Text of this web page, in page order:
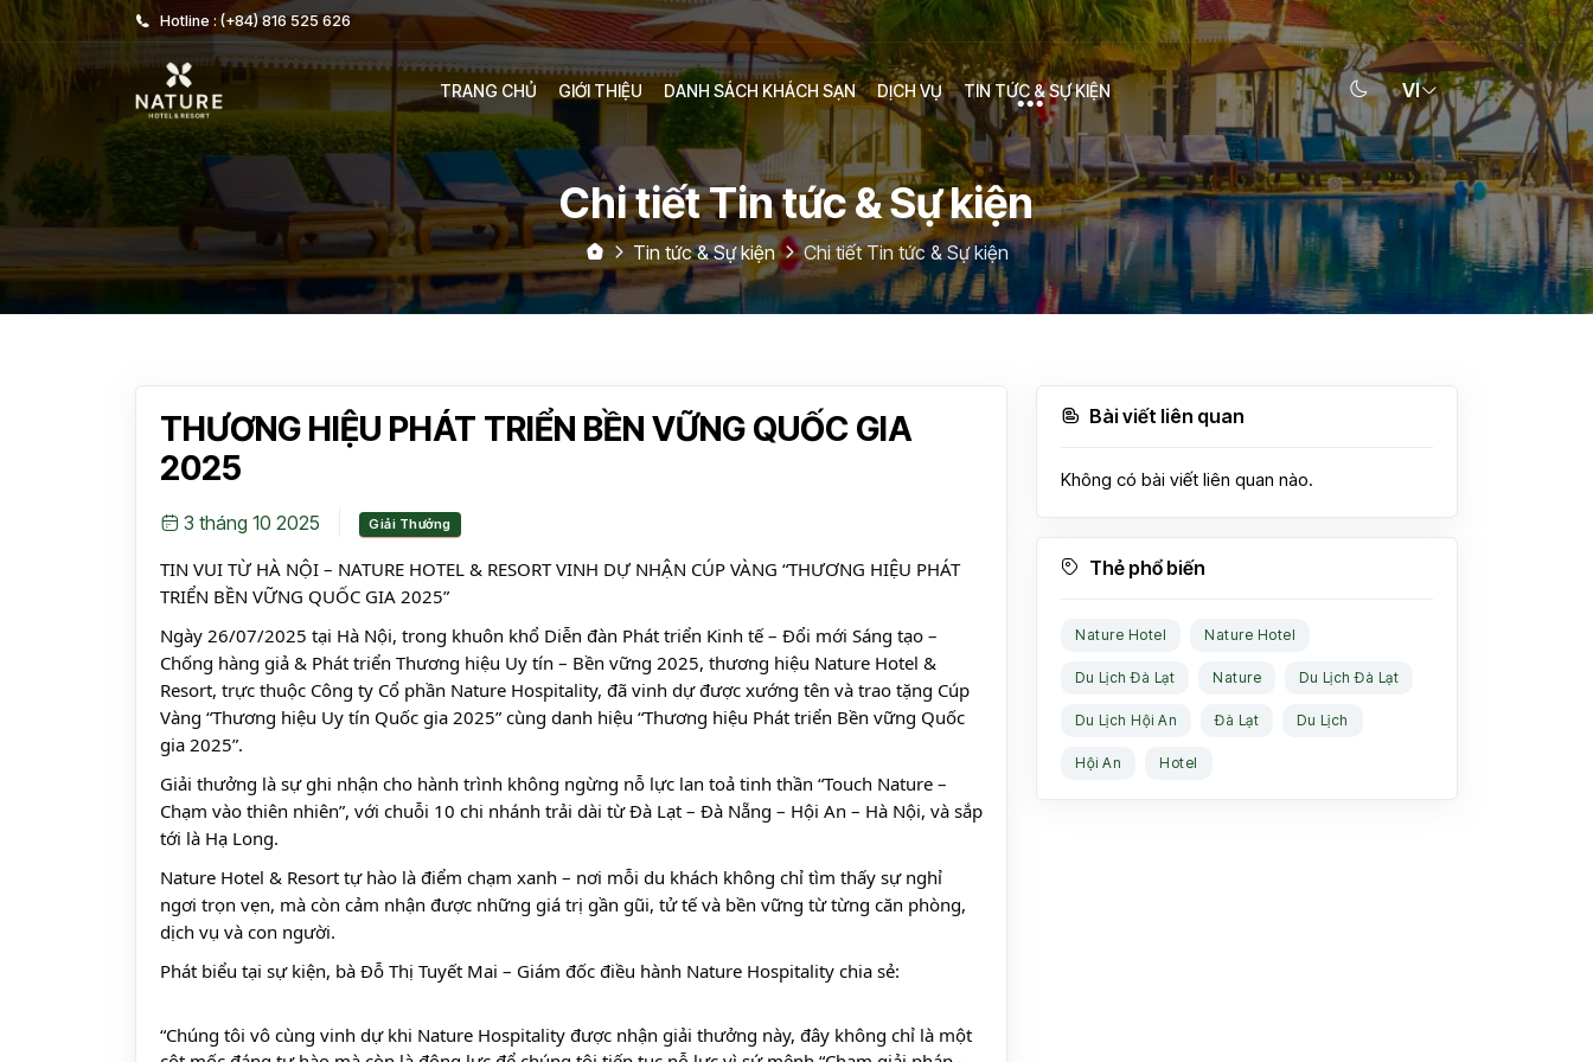
Hotline : (+84) 816 525 626
TRANG CHỦ GIỚI THIỆU DANH SÁCH KHÁCH SẠN DỊCH VỤ TIN TỨC & SỰ KIỆN VI
Chi tiết Tin tức & Sự kiện
Tin tức & Sự kiện Chi tiết Tin tức & Sự kiện
THƯƠNG HIỆU PHÁT TRIỂN BỀN VỮNG QUỐC GIA
2025
3 tháng 10 2025 Giải Thưởng
TIN VUI TỪ HÀ NỘI – NATURE HOTEL & RESORT VINH DỰ NHẬN CÚP VÀNG “THƯƠNG HIỆU PHÁT
TRIỂN BỀN VỮNG QUỐC GIA 2025”
Ngày 26/07/2025 tại Hà Nội, trong khuôn khổ Diễn đàn Phát triển Kinh tế – Đổi mới Sáng tạo –
Chống hàng giả & Phát triển Thương hiệu Uy tín – Bền vững 2025, thương hiệu Nature Hotel &
Resort, trực thuộc Công ty Cổ phần Nature Hospitality, đã vinh dự được xướng tên và trao tặng Cúp
Vàng “Thương hiệu Uy tín Quốc gia 2025” cùng danh hiệu “Thương hiệu Phát triển Bền vững Quốc
gia 2025”.
Giải thưởng là sự ghi nhận cho hành trình không ngừng nỗ lực lan toả tinh thần “Touch Nature –
Chạm vào thiên nhiên”, với chuỗi 10 chi nhánh trải dài từ Đà Lạt – Đà Nẵng – Hội An – Hà Nội, và sắp
tới là Hạ Long.
Nature Hotel & Resort tự hào là điểm chạm xanh – nơi mỗi du khách không chỉ tìm thấy sự nghỉ
ngơi trọn vẹn, mà còn cảm nhận được những giá trị gần gũi, tử tế và bền vững từ từng căn phòng,
dịch vụ và con người.
Phát biểu tại sự kiện, bà Đỗ Thị Tuyết Mai – Giám đốc điều hành Nature Hospitality chia sẻ:
“Chúng tôi vô cùng vinh dự khi Nature Hospitality được nhận giải thưởng này, đây không chỉ là một
Bài viết liên quan
Không có bài viết liên quan nào.
Thẻ phổ biến
Nature Hotel Nature Hotel
Du Lịch Đà Lạt Nature Du Lịch Đà Lạt
Du Lịch Hội An Đà Lạt Du Lịch
Hội An Hotel